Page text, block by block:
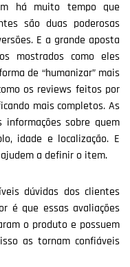
há muito tempo que
são duas poderosas
E a grande aposta
mostrados como eles
de “humanizar” mais
os reviews feitos por
mais completos. As
sobre quem
idade e localização. E
a definir o item.
dúvidas dos clientes
é que essas avaliações
o produto e possuem
as tornam confiáveis